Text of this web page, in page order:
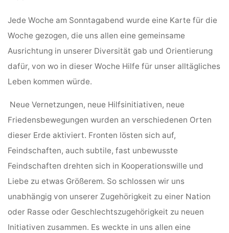
Jede Woche am Sonntagabend wurde eine Karte für die
Woche gezogen, die uns allen eine gemeinsame
Ausrichtung in unserer Diversität gab und Orientierung
dafür, von wo in dieser Woche Hilfe für unser alltägliches
Leben kommen würde.
Neue Vernetzungen, neue Hilfsinitiativen, neue
Friedensbewegungen wurden an verschiedenen Orten
dieser Erde aktiviert. Fronten lösten sich auf,
Feindschaften, auch subtile, fast unbewusste
Feindschaften drehten sich in Kooperationswille und
Liebe zu etwas Größerem. So schlossen wir uns
unabhängig von unserer Zugehörigkeit zu einer Nation
oder Rasse oder Geschlechtszugehörigkeit zu neuen
Initiativen zusammen. Es weckte in uns allen eine